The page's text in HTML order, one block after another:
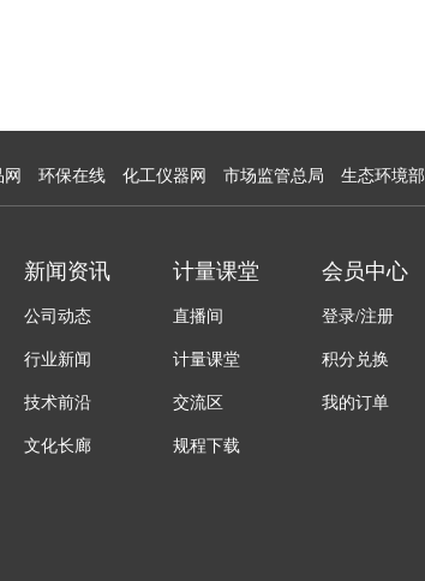
环保在线 化工仪器网 市场监管总局 生态环境部
新闻资讯
公司动态
行业新闻
技术前沿
文化长廊
计量课堂
直播间
计量课堂
交流区
规程下载
会员中心
登录/注册
积分兑换
我的订单